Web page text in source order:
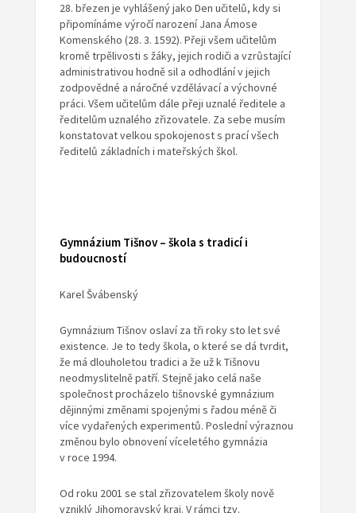
28. březen je vyhlášený jako Den učitelů, kdy si
připomínáme výročí narození Jana Ámose
Komenského (28. 3. 1592). Přeji všem učitelům
kromě trpělivosti s žáky, jejich rodiči a vzrůstající
administrativou hodně sil a odhodlání v jejich
zodpovědné a náročné vzdělávací a výchovné
práci. Všem učitelům dále přeji uznalé ředitele a
ředitelům uznalého zřizovatele. Za sebe musím
konstatovat velkou spokojenost s prací všech
ředitelů základních i mateřských škol.
Gymnázium Tišnov – škola s tradicí i
budoucností
Karel Švábenský
Gymnázium Tišnov oslaví za tři roky sto let své
existence. Je to tedy škola, o které se dá tvrdit,
že má dlouholetou tradici a že už k Tišnovu
neodmyslitelně patří. Stejně jako celá naše
společnost procházelo tišnovské gymnázium
dějinnými změnami spojenými s řadou méně či
více vydařených experimentů. Poslední výraznou
změnou bylo obnovení víceletého gymnázia
v roce 1994.
Od roku 2001 se stal zřizovatelem školy nově
vzniklý Jihomoravský kraj. V rámci tzv.